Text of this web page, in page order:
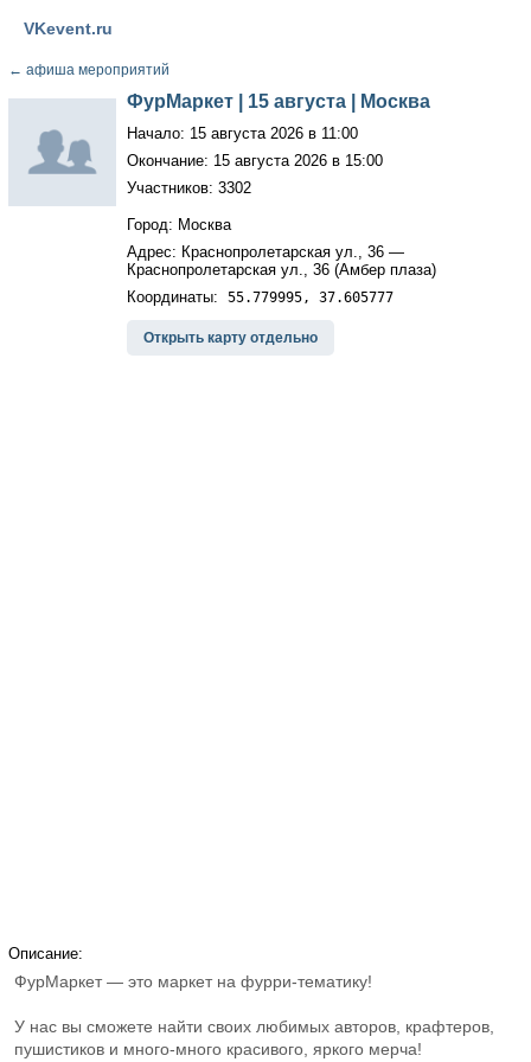
VKevent.ru
← афиша мероприятий
ФурМаркет | 15 августа | Москва
Начало: 15 августа 2026 в 11:00
Окончание: 15 августа 2026 в 15:00
Участников: 3302
Город: Москва
Адрес: Краснопролетарская ул., 36 —
Краснопролетарская ул., 36 (Амбер плаза)
Координаты: 55.779995, 37.605777
Открыть карту отдельно
Описание:
ФурМаркет — это маркет на фурри-тематику!
У нас вы сможете найти своих любимых авторов, крафтеров,
пушистиков и много-много красивого, яркого мерча!